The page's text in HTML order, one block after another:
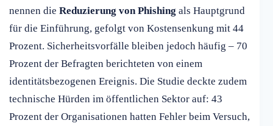
nennen die Reduzierung von Phishing als Hauptgrund
für die Einführung, gefolgt von Kostensenkung mit 44
Prozent. Sicherheitsvorfälle bleiben jedoch häufig – 70
Prozent der Befragten berichteten von einem
identitätsbezogenen Ereignis. Die Studie deckte zudem
technische Hürden im öffentlichen Sektor auf: 43
Prozent der Organisationen hatten Fehler beim Versuch,